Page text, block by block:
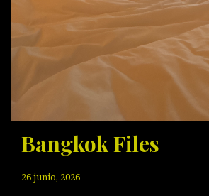
Bangkok Files
26 junio, 2026